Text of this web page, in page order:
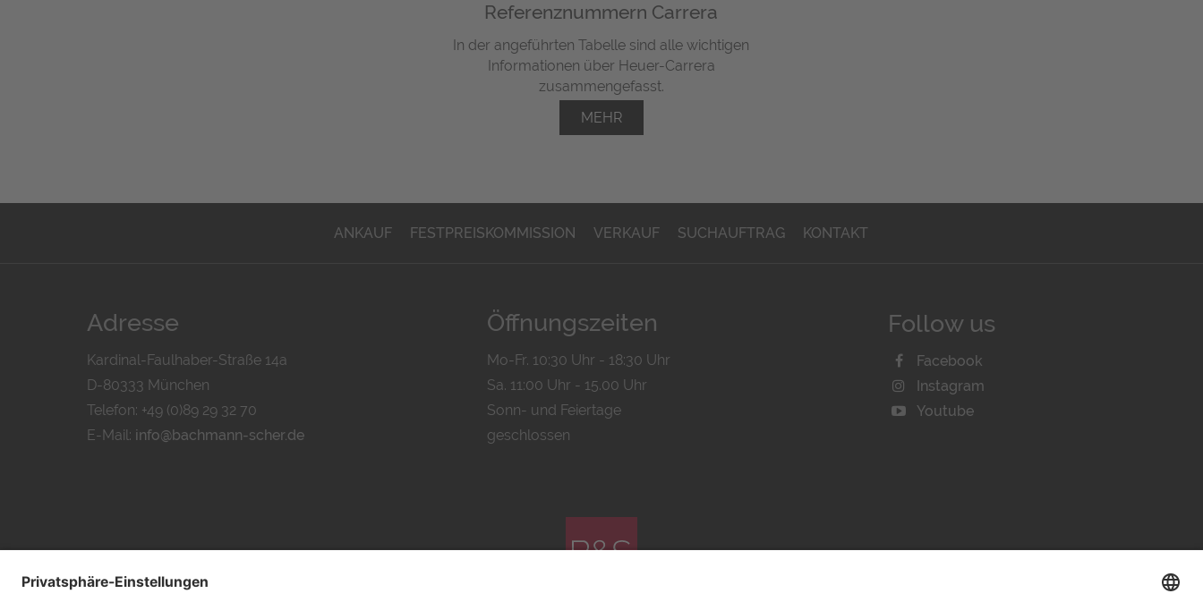
Referenznummern Carrera
In der angeführten Tabelle sind alle wichtigen
Informationen über Heuer-Carrera
zusammengefasst.
MEHR
ANKAUF FESTPREISKOMMISSION VERKAUF SUCHAUFTRAG KONTAKT
Adresse
Kardinal-Faulhaber-Straße 14a
D-80333 München
Telefon: +49 (0)89 29 32 70
E-Mail: info@bachmann-scher.de
Öffnungszeiten
Mo-Fr. 10:30 Uhr - 18:30 Uhr
Sa. 11:00 Uhr - 15.00 Uhr
Sonn- und Feiertage
geschlossen
Follow us
Facebook
Instagram
Youtube